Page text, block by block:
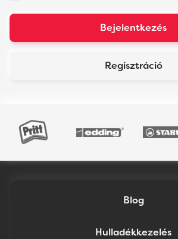
Blog
Hulladékkezelés